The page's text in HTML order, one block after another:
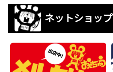
ネットショップ